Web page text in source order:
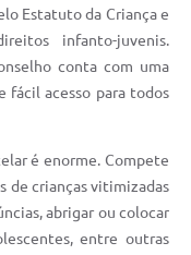
Estatuto da Criança e
infanto-juvenis.
conta com uma
fácil acesso para todos
é enorme. Compete
de crianças vitimizadas
abrigar ou colocar
entre outras